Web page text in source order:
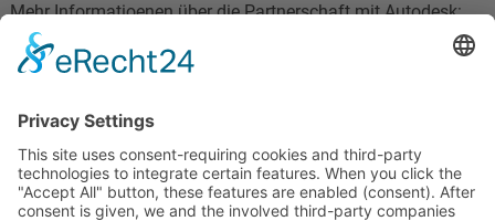
Mehr Informatioenen über die Partnerschaft mit Autodesk:
www.cideon-web.de
Tzschirnerstraße 5a
02625 Bautzen
----------------------------------------------------